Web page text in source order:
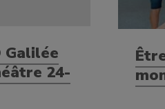
Galilée
24-